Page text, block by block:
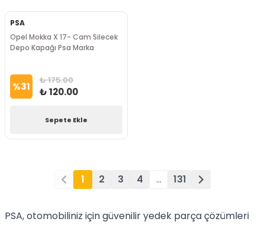
PSA
Opel Mokka X 17- Cam Silecek
Depo Kapağı Psa Marka
%31 ₺ 175.00
₺ 120.00
Sepete Ekle
1 2 3 4 … 131
PSA, otomobiliniz için güvenilir yedek parça çözümleri